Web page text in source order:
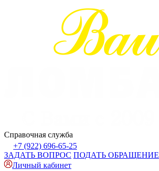
Справочная служба
+7 (922) 696-65-25
ЗАДАТЬ ВОПРОС ПОДАТЬ ОБРАЩЕНИЕ
Личный кабинет